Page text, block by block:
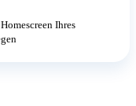
Ihres